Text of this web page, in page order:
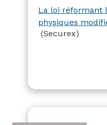
d’auteur dans
exemptée
excessifs,… les
La loi réformant
physiques
(Securex)